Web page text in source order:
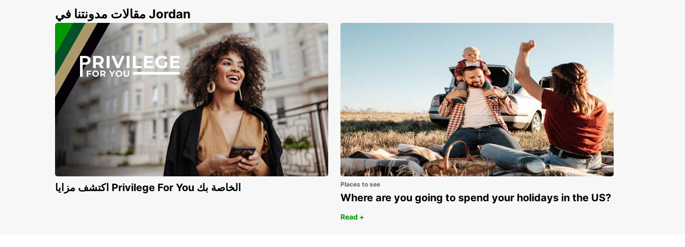
مقالات مدونتنا في Jordan
اكتشف مزايا Privilege For You الخاصة بك Places to see
Where are you going to spend your holidays in the US?
Read +